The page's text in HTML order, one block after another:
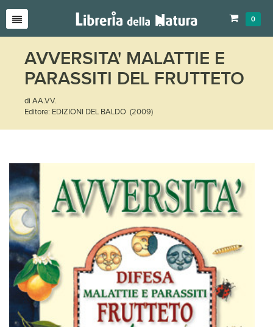
0
AVVERSITA' MALATTIE E
PARASSITI DEL FRUTTETO
di AA.VV.
Editore: EDIZIONI DEL BALDO (2009)